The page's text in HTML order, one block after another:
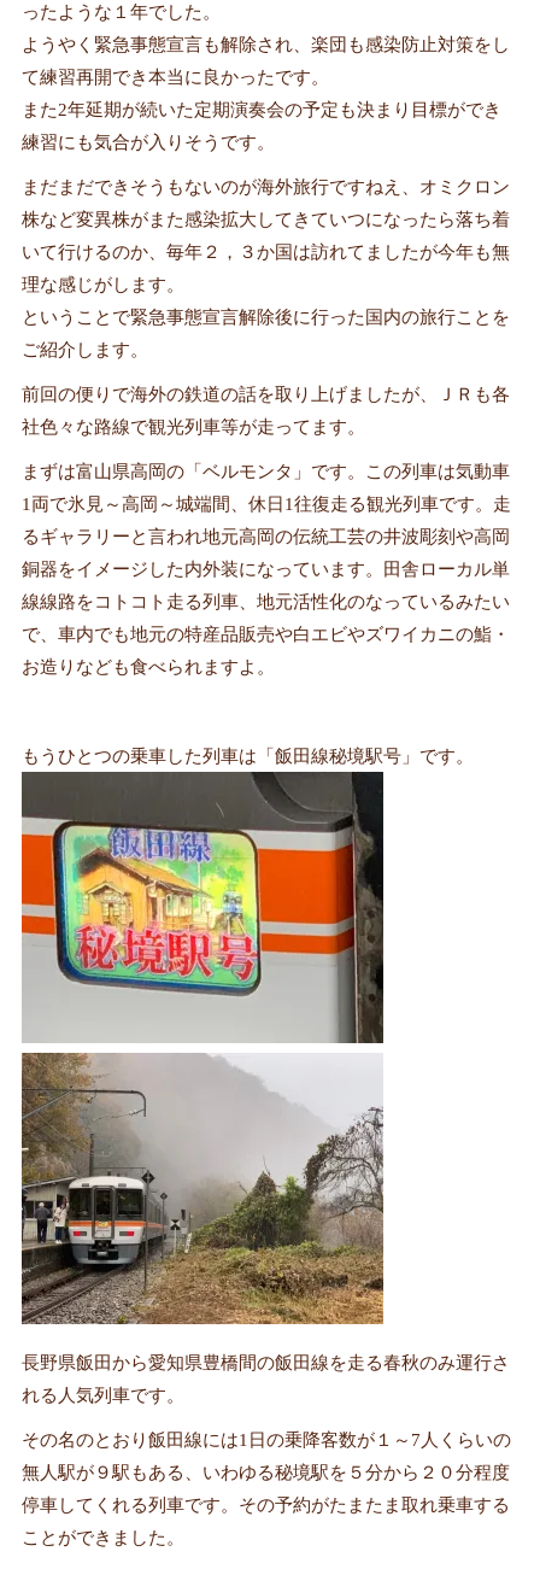
ったような１年でした。
ようやく緊急事態宣言も解除され、楽団も感染防止対策をし
て練習再開でき本当に良かったです。
また2年延期が続いた定期演奏会の予定も決まり目標ができ
練習にも気合が入りそうです。
まだまだできそうもないのが海外旅行ですねえ、オミクロン
株など変異株がまた感染拡大してきていつになったら落ち着
いて行けるのか、毎年２，３か国は訪れてましたが今年も無
理な感じがします。
ということで緊急事態宣言解除後に行った国内の旅行ことを
ご紹介します。
前回の便りで海外の鉄道の話を取り上げましたが、ＪＲも各
社色々な路線で観光列車等が走ってます。
まずは富山県高岡の「ベルモンタ」です。この列車は気動車
1両で氷見～高岡～城端間、休日1往復走る観光列車です。走
るギャラリーと言われ地元高岡の伝統工芸の井波彫刻や高岡
銅器をイメージした内外装になっています。田舎ローカル単
線線路をコトコト走る列車、地元活性化のなっているみたい
で、車内でも地元の特産品販売や白エビやズワイカニの鮨・
お造りなども食べられますよ。
もうひとつの乗車した列車は「飯田線秘境駅号」です。
長野県飯田から愛知県豊橋間の飯田線を走る春秋のみ運行さ
れる人気列車です。
その名のとおり飯田線には1日の乗降客数が１～7人くらいの
無人駅が９駅もある、いわゆる秘境駅を５分から２０分程度
停車してくれる列車です。その予約がたまたま取れ乗車する
ことができました。